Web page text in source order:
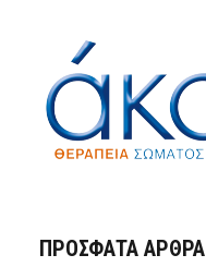
ΠΡΌΣΦΑΤΑ ΆΡΘΡΑ